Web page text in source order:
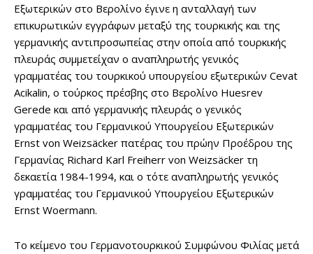
Εξωτερικών στο Βερολίνο έγινε η ανταλλαγή των
επικυρωτικών εγγράφων μεταξύ της τουρκικής και της
γερμανικής αντιπροσωπείας στην οποία από τουρκικής
πλευράς συμμετείχαν ο αναπληρωτής γενικός
γραμματέας του τουρκικού υπουργείου εξωτερικών Cevat
Acikalin, ο τούρκος πρέσβης στο Βερολίνο Huesrev
Gerede και από γερμανικής πλευράς ο γενικός
γραμματέας του Γερμανικού Υπουργείου Εξωτερικών
Ernst von Weizsäcker πατέρας του πρώην Προέδρου της
Γερμανίας Richard Karl Freiherr von Weizsäcker τη
δεκαετία 1984-1994, και ο τότε αναπληρωτής γενικός
γραμματέας του Γερμανικού Υπουργείου Εξωτερικών
Ernst Woermann.
Το κείμενο του Γερμανοτουρκικού Συμφώνου Φιλίας μετά